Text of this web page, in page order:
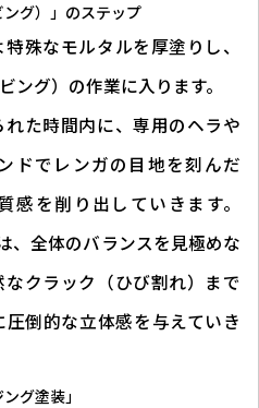
グ）」のステップ
殊なモルタルを厚塗りし、
ング）の作業に入ります。
た時間内に、専用のヘラや
ドでレンガの目地を刻んだ
感を削り出していきます。
、全体のバランスを見極めな
クラック（ひび割れ）まで
倒的な立体感を与えていき
グ塗装」